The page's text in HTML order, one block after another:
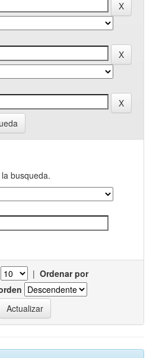
busqueda.
| Ordenar por